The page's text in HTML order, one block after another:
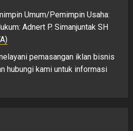
Umum/Pemimpin Usaha:
Adnert P. Simanjuntak SH
pemasangan iklan bisnis
hubungi kami untuk informasi